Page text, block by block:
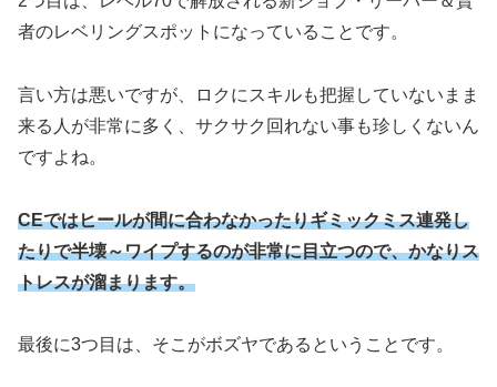
者のレベリングスポットになっていることです。
言い方は悪いですが、ロクにスキルも把握していないまま
来る人が非常に多く、サクサク回れない事も珍しくないん
ですよね。
CEではヒールが間に合わなかったりギミックミス連発し
たりで半壊～ワイプするのが非常に目立つので、かなりス
トレスが溜まります。
最後に3つ目は、そこがボズヤであるということです。